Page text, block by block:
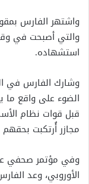
واشتهر الفارس
والتي أصبحت في
استشهاده.
وشارك الفارس في
الضوء على واقع
قبل قوات نظام
مجازر أُرتكبت
الأوروبي، وعد